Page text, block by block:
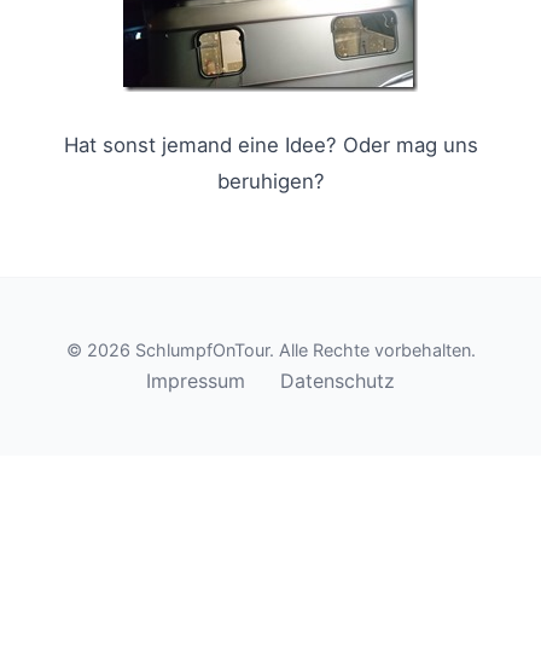
Hat sonst jemand eine Idee? Oder mag uns
beruhigen?
© 2026 SchlumpfOnTour. Alle Rechte vorbehalten.
Impressum Datenschutz